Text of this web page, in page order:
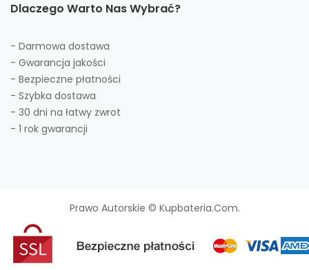
Dlaczego Warto Nas Wybrać?
- Darmowa dostawa
- Gwarancja jakości
- Bezpieczne płatności
- Szybka dostawa
- 30 dni na łatwy zwrot
- 1 rok gwarancji
Prawo Autorskie © Kupbateria.com.